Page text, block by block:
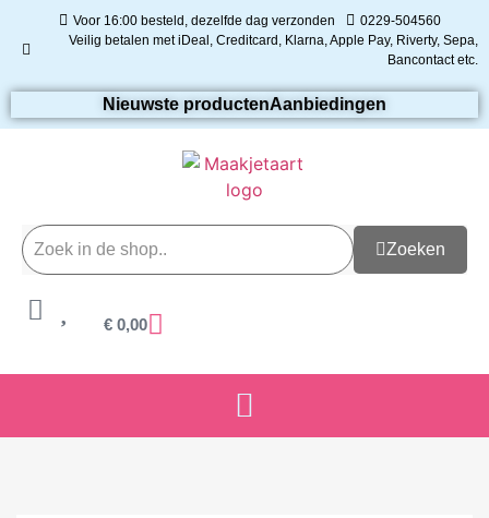
Voor 16:00 besteld, dezelfde dag verzonden
0229-504560
Veilig betalen met iDeal, Creditcard, Klarna, Apple Pay, Riverty, Sepa,
Bancontact etc.
Nieuwste productenAanbiedingen
Zoeken
€ 0,00